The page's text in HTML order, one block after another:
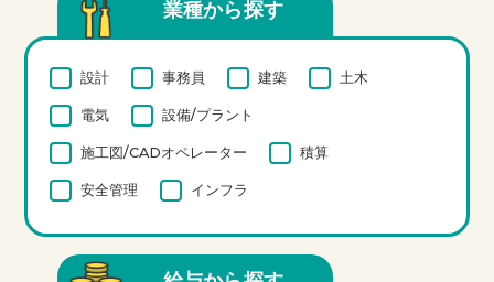
業種から探す
設計 事務員 建築 土木
電気 設備/プラント
施工図/CADオペレーター 積算
安全管理 インフラ